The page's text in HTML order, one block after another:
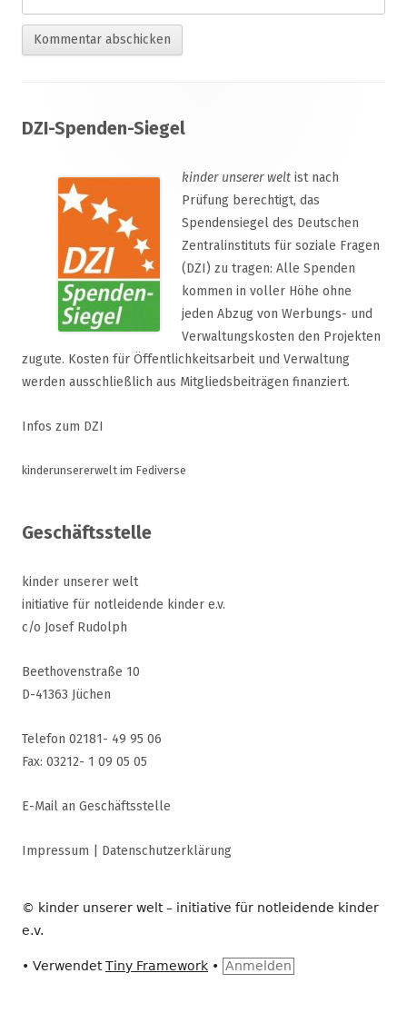
Inhalt
DZI-Spenden-Siegel
kinder unserer welt ist nach
Prüfung berechtigt, das
Spendensiegel des Deutschen
Zentralinstituts für soziale Fragen
(DZI) zu tragen: Alle Spenden
kommen in voller Höhe ohne
jeden Abzug von Werbungs- und
Verwaltungskosten den Projekten
zugute. Kosten für Öffentlichkeitsarbeit und Verwaltung
werden ausschließlich aus Mitgliedsbeiträgen finanziert.
Infos zum DZI
kinderunsererwelt im Fediverse
Geschäftsstelle
kinder unserer welt
initiative für notleidende kinder e.v.
c/o Josef Rudolph
Beethovenstraße 10
D-41363 Jüchen
Telefon 02181- 49 95 06
Fax: 03212- 1 09 05 05
E-Mail an Geschäftsstelle
Impressum Datenschutzerklärung
© kinder unserer welt – initiative für notleidende kinder
e.v.
• VerwendetTiny Framework • Anmelden